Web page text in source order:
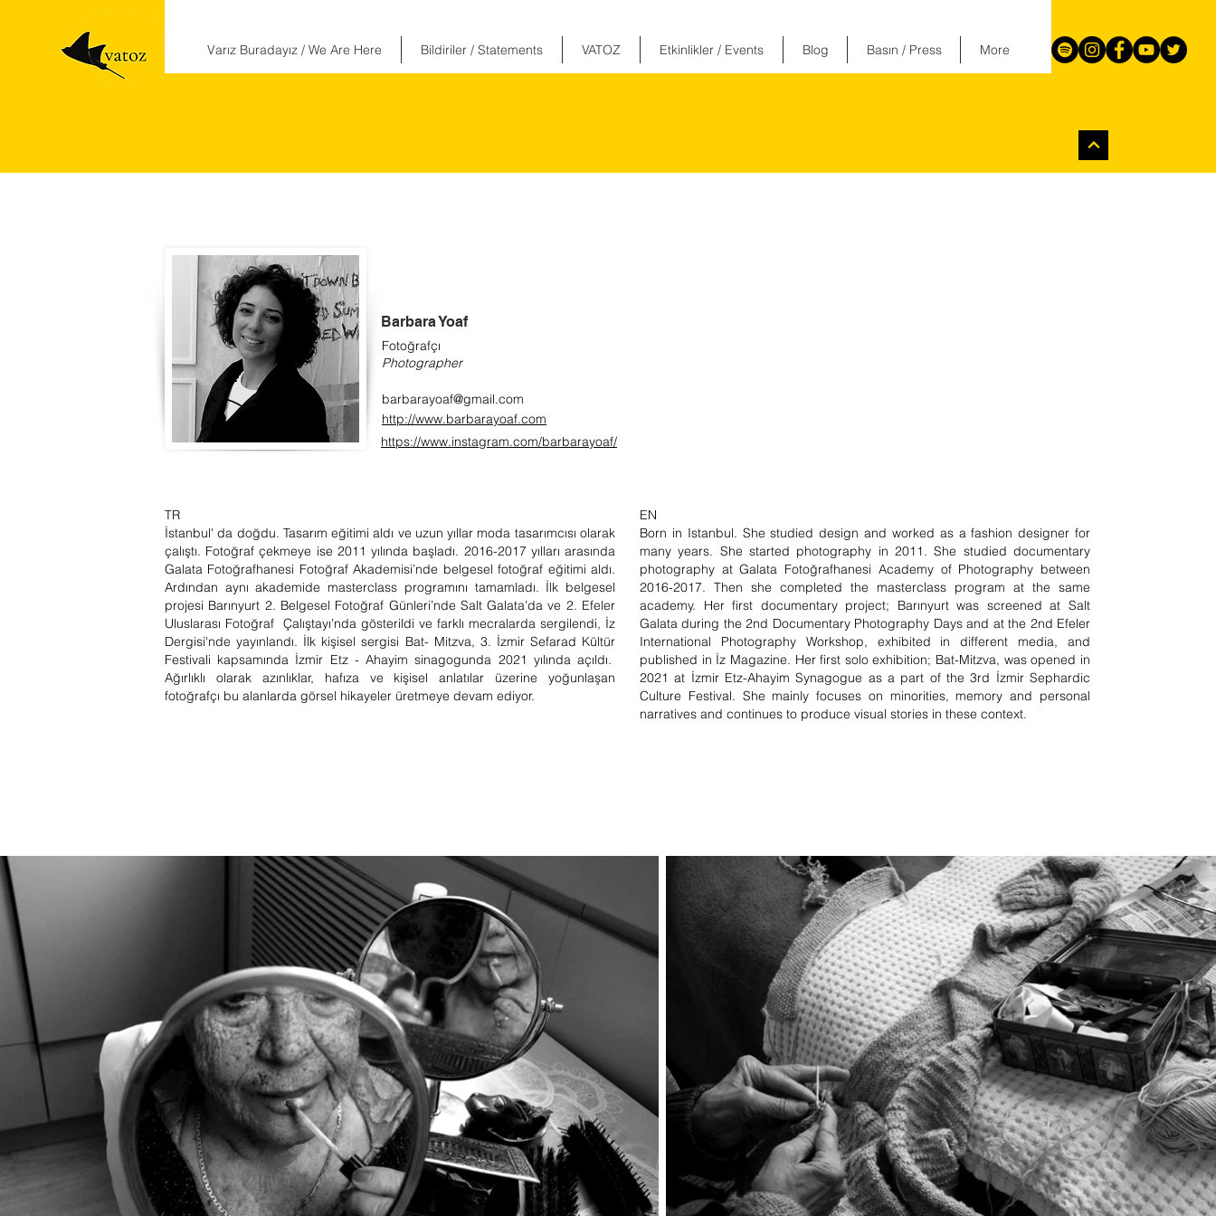
Varız Buradayız / We Are Here Bildiriler / Statements VATOZ Etkinlikler / Events Blog Basın / Press More
Barbara Yoaf
Fotoğrafçı
Photographer
barbarayoaf@gmail.com
http://www.barbarayoaf.com
https://www.instagram.com/barbarayoaf/
TR
İstanbul' da doğdu. Tasarım eğitimi aldı ve uzun yıllar moda tasarımcısı olarak
çalıştı. Fotoğraf çekmeye ise 2011 yılında başladı. 2016-2017 yılları arasında
Galata Fotoğrafhanesi Fotoğraf Akademisi’nde belgesel fotoğraf eğitimi aldı.
Ardından aynı akademide masterclass programını tamamladı. İlk belgesel
projesi Barınyurt 2. Belgesel Fotoğraf Günleri’nde Salt Galata’da ve 2. Efeler
Uluslarası Fotoğraf Çalıştayı’nda gösterildi ve farklı mecralarda sergilendi, İz
Dergisi'nde yayınlandı. İlk kişisel sergisi Bat- Mitzva, 3. İzmir Sefarad Kültür
Festivali kapsamında İzmir Etz - Ahayim sinagogunda 2021 yılında açıldı.
Ağırlıklı olarak azınlıklar, hafıza ve kişisel anlatılar üzerine yoğunlaşan
fotoğrafçı bu alanlarda görsel hikayeler üretmeye devam ediyor.
EN
Born in Istanbul. She studied design and worked as a fashion designer for
many years. She started photography in 2011. She studied documentary
photography at Galata Fotoğrafhanesi Academy of Photography between
2016-2017. Then she completed the masterclass program at the same
academy. Her first documentary project; Barınyurt was screened at Salt
Galata during the 2nd Documentary Photography Days and at the 2nd Efeler
International Photography Workshop, exhibited in different media, and
published in İz Magazine. Her first solo exhibition; Bat-Mitzva, was opened in
2021 at İzmir Etz-Ahayim Synagogue as a part of the 3rd İzmir Sephardic
Culture Festival. She mainly focuses on minorities, memory and personal
narratives and continues to produce visual stories in these context.